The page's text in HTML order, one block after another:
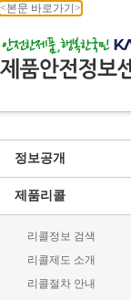
<본문 바로가기>
정보공개
제품리콜
리콜정보 검색
리콜제도 소개
리콜절차 안내